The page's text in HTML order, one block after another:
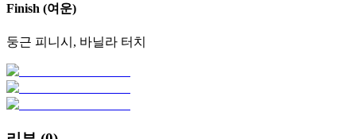
Finish (여운)
둥근 피니시, 바닐라 터치